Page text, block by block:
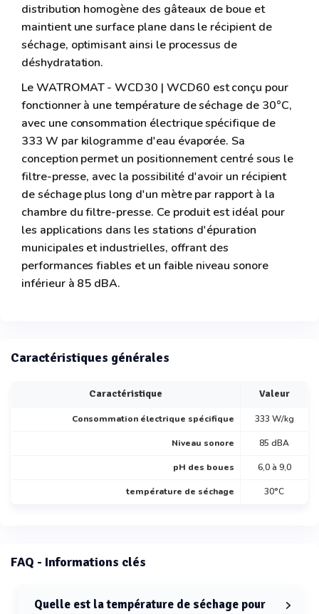
distribution homogène des gâteaux de boue et
maintient une surface plane dans le récipient de
séchage, optimisant ainsi le processus de
déshydratation.
Le WATROMAT - WCD30 | WCD60 est conçu pour
fonctionner à une température de séchage de 30°C,
avec une consommation électrique spécifique de
333 W par kilogramme d'eau évaporée. Sa
conception permet un positionnement centré sous le
filtre-presse, avec la possibilité d'avoir un récipient
de séchage plus long d'un mètre par rapport à la
chambre du filtre-presse. Ce produit est idéal pour
les applications dans les stations d'épuration
municipales et industrielles, offrant des
performances fiables et un faible niveau sonore
inférieur à 85 dBA.
Caractéristiques générales
Caractéristique Valeur
Consommation électrique spécifique 333 W/kg
Niveau sonore 85 dBA
pH des boues 6,0 à 9,0
température de séchage 30°C
FAQ - Informations clés
Quelle est la température de séchage pour